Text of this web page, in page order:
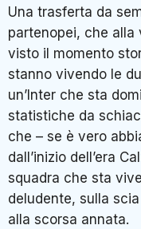
Una trasferta da
partenopei, che alla
visto il momento
stanno vivendo le
un’Inter che sta
statistiche da
che – se è vero
dall’inizio dell’era
squadra che sta
deludente, sulla
alla scorsa annata.